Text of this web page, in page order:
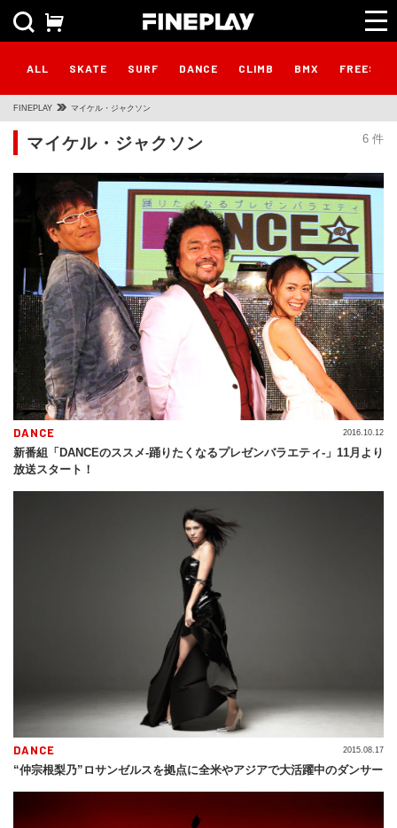
ALL SKATE SURF DANCE CLIMB BMX
FINEPLAY マイケル・ジャクソン
6 件
マイケル・ジャクソン
DANCE
新番組「DANCEのススメ-踊りたくなるプレゼンバラエティ-」11月より
放送スタート！
2016.10.12
DANCE
“仲宗根梨乃”ロサンゼルスを拠点に全米やアジアで大活躍中のダンサー
2015.08.17